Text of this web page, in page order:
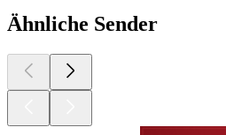
Ähnliche Sender